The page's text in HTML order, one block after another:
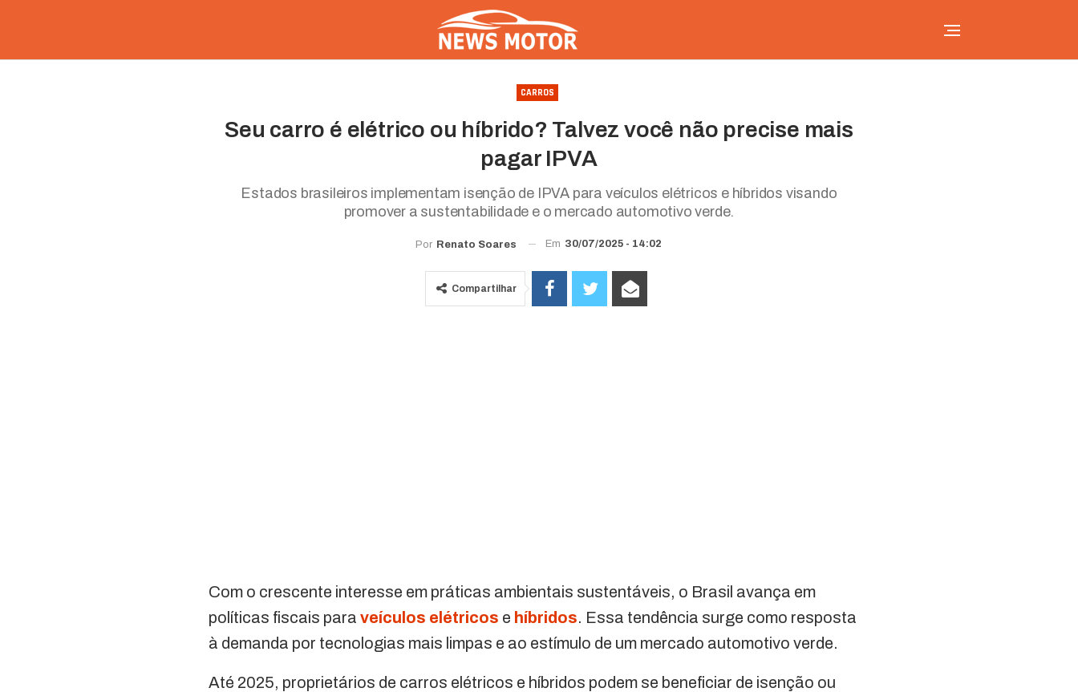
CARROS
Seu carro é elétrico ou híbrido? Talvez você não precise mais
pagar IPVA
Estados brasileiros implementam isenção de IPVA para veículos elétricos e híbridos visando
promover a sustentabilidade e o mercado automotivo verde.
Por Renato Soares Em 30/07/2025 - 14:02
Compartilhar
Com o crescente interesse em práticas ambientais sustentáveis, o Brasil avança em
políticas fiscais paraveículos elétricos e híbridos. Essa tendência surge como resposta
à demanda por tecnologias mais limpas e ao estímulo de um mercado automotivo verde.
Até 2025, proprietários de carros elétricos e híbridos podem se beneficiar de isenção ou